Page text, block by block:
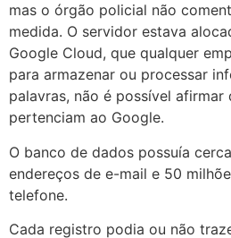
mas o órgão policial não
medida. O servidor estava
Google Cloud, que qualquer
para armazenar ou processar
palavras, não é possível afirmar
pertenciam ao Google.
O banco de dados possuía
endereços de e-mail e 50
telefone.
Cada registro podia ou não